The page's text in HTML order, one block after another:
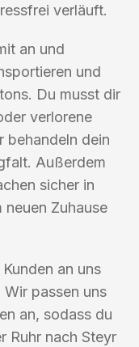
verläuft.
an und
und
Du musst dir
verlorene
behandeln dein
Außerdem
sicher in
neuen Zuhause
an uns
passen uns
an, sodass du
Ruhr nach Steyr